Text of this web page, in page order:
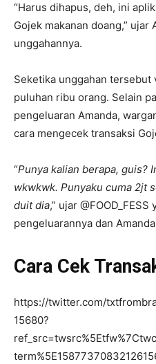
“Harus dihapus, deh, ini
Gojek makanan doang,” ujar
unggahannya.
Seketika unggahan
puluhan ribu orang. Selain
pengeluaran Amanda,
cara mengecek transaksi
“Punya kalian berapa, guis?
wkwkwk. Punyaku cuma 2jt
duit dia,” ujar
pengeluarannya dan
Cara Cek
https://twitter.com/
15680?